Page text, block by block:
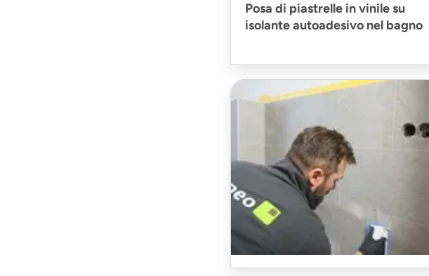
Posa di piastrelle in vinile su
isolante autoadesivo nel bagno
Stuccatura di piastrelle viniliche